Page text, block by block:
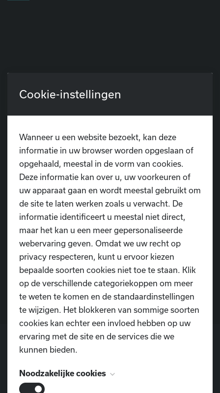
Cookie-instellingen
Wanneer u een website bezoekt, kan deze
informatie in uw browser worden opgeslaan of
opgehaald, meestal in de vorm van cookies.
Deze informatie kan over u, uw voorkeuren of
uw apparaat gaan en wordt meestal gebruikt om
de site te laten werken zoals u verwacht. De
informatie identificeert u meestal niet direct,
maar het kan u een meer gepersonaliseerde
webervaring geven. Omdat we uw recht op
privacy respecteren, kunt u ervoor kiezen
bepaalde soorten cookies niet toe te staan. Klik
op de verschillende categoriekoppen om meer
te weten te komen en de standaardinstellingen
te wijzigen. Het blokkeren van sommige soorten
cookies kan echter een invloed hebben op uw
ervaring met de site en de services die we
kunnen bieden.
Noodzakelijke cookies
Heb je nog vragen?
Contacteer ons
Dansschool D.I.O.P.